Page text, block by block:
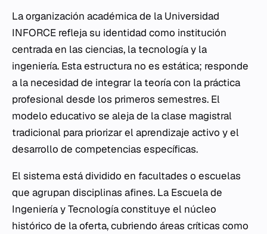
La organización académica de la Universidad
INFORCE refleja su identidad como institución
centrada en las ciencias, la tecnología y la
ingeniería. Esta estructura no es estática; responde
a la necesidad de integrar la teoría con la práctica
profesional desde los primeros semestres. El
modelo educativo se aleja de la clase magistral
tradicional para priorizar el aprendizaje activo y el
desarrollo de competencias específicas.
El sistema está dividido en facultades o escuelas
que agrupan disciplinas afines. La Escuela de
Ingeniería y Tecnología constituye el núcleo
histórico de la oferta, cubriendo áreas críticas como